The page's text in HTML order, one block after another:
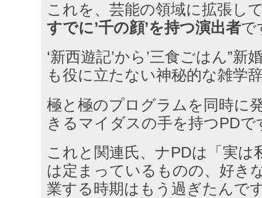
これを、芸能の領域に拡張し
すでに’千の顔’を持つ演出者で
‘新西遊記’から’三食ごはん”新
も役に立たない神秘的な雑学
極と極のプログラムを同時に
きるマイダスの手を持つPDで
これと関連氏、ナPDは「実は
は定まっているものの、好き
業する時期はもう過ぎたんで